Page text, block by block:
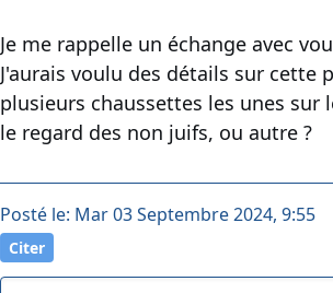
Je me rappelle un échange avec
J'aurais voulu des détails sur cette
plusieurs chaussettes les unes
le regard des non juifs, ou autre ?
Posté le: Mar 03 Septembre 2024, 9:55
Citer